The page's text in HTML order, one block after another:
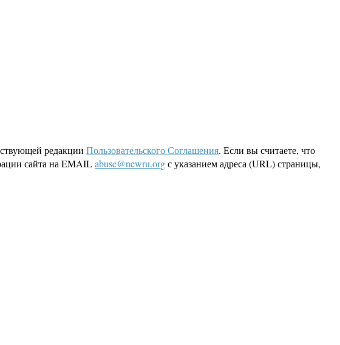
редакции Пользовательского Соглашения. Если вы считаете, что
сайта на EMAILabuse@newru.orgс указанием адреса (URL) страницы,